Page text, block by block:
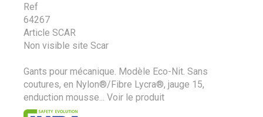
Ref
64267
Article SCAR
Non visible site Scar
Gants pour mécanique. Modèle Eco-Nit. Sans
coutures, en Nylon®/Fibre Lycra®, jauge 15,
enduction mousse...
Voir le produit